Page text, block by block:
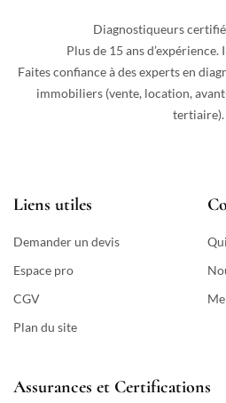
Diagnostiqueurs
Plus de 15 ans
Faites confiance à des experts en
immobiliers (vente, location,
tertiaire).
Liens utiles
Demander un devis
Espace pro
CGV
Plan du site
Assurances et Certifications